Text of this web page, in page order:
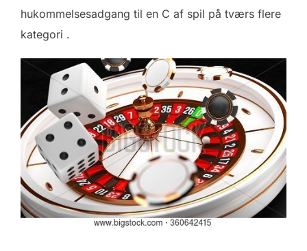
hukommelsesadgang til en C af spil på tværs flere
kategori .